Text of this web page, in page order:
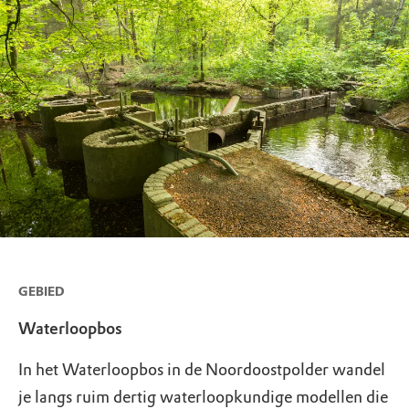
GEBIED
Waterloopbos
In het Waterloopbos in de Noordoostpolder wandel
je langs ruim dertig waterloopkundige modellen die